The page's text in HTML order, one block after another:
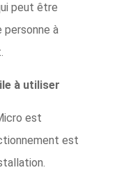
peut être
à
à utiliser
est
est